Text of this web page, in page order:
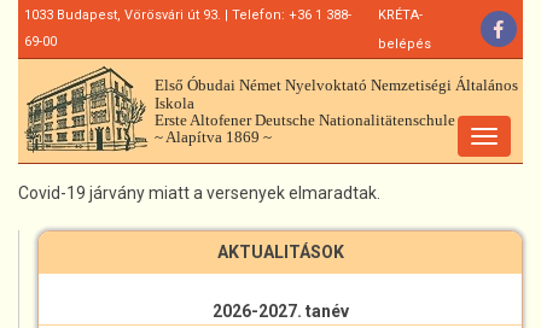
Ugrás1033 Budapest, Vörösvári út 93. | Telefon: +36 1 388-
69-00
KRÉTA-
belépés
Első Óbudai Német Nyelvoktató Nemzetiségi Általános
Iskola
Erste Altofener Deutsche Nationalitätenschule
~ Alapítva 1869 ~
Toggle
Covid-19 járvány miatt a versenyek elmaradtak.
AKTUALITÁSOK
2026-2027. tanév